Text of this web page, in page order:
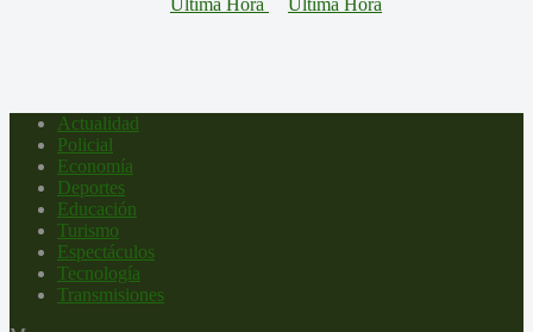
Actualidad
Policial
Economía
Deportes
Educación
Turismo
Espectáculos
Tecnología
Transmisiones